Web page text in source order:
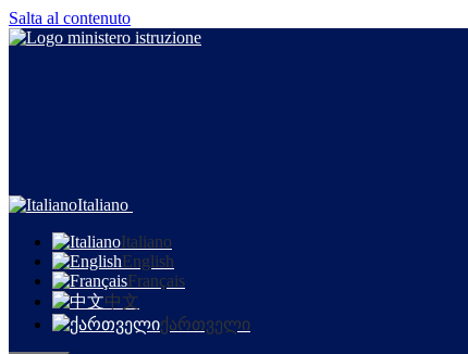
Salta al contenuto
Italiano
Italiano
English
Français
中文
ქართველი